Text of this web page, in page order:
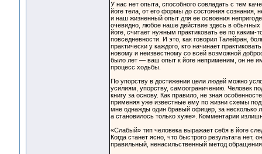
У нас нет опыта, способного совладать с тем
йоге тела, от его формы до состояния сознания,
и наш жизненный опыт для ее освоения
очевидно, любое наше действие здесь в
йоге, считает нужным практиковать ее по каким-
повседневности. И это, как говорил Талейран,
практически у каждого, кто начинает
новому и неизвестному со всей возможной
было лет — ваш опыт к йоге неприменим, он не
процесс ходьбы.
По упорству в достижении цели людей можно
усилиям, упорству, самоограничению. Человек
книгу за основу. Как правило, не зная
применяя уже известные ему по жизни схемы
мне однажды один бравый офицер, за несколько
а становилось только хуже». Комментарии
«Слабый» тип человека выражает себя в йоге
Когда станет ясно, что быстрого результата
правильный, ненасильственный метод